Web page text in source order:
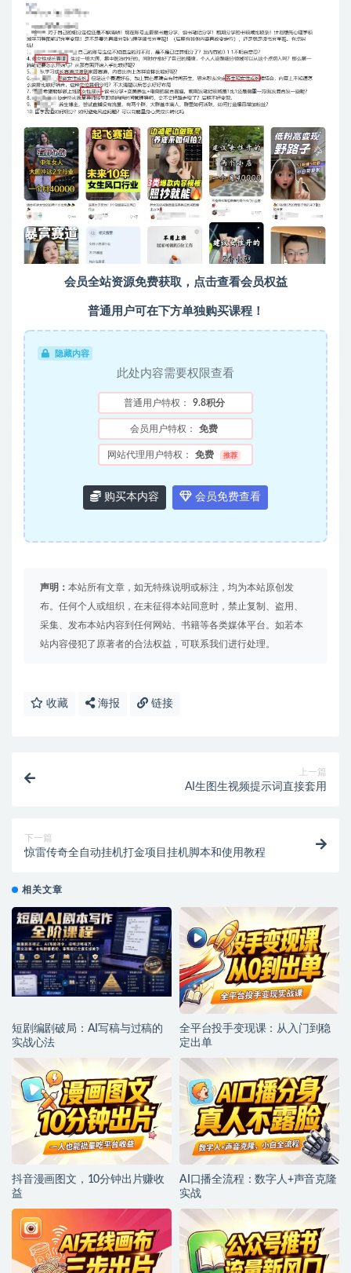
会员全站资源免费获取，点击查看会员权益
普通用户可在下方单独购买课程！
隐藏内容
此处内容需要权限查看
普通用户特权： 9.8积分
会员用户特权： 免费
网站代理用户特权： 免费 推荐
购买本内容 会员免费查看
声明： 本站所有文章，如无特殊说明或标注，均为本站原创发
布。任何个人或组织，在未征得本站同意时，禁止复制、盗用、
采集、发布本站内容到任何网站、书籍等各类媒体平台。如若本
站内容侵犯了原著者的合法权益，可联系我们进行处理。
收藏 海报 链接
上一篇
AI生图生视频提示词直接套用
下一篇
惊雷传奇全自动挂机打金项目挂机脚本和使用教程
相关文章
短剧编剧破局：AI写稿与过稿的
实战心法
全平台投手变现课：从入门到稳
定出单
抖音漫画图文，10分钟出片赚收
益
AI口播全流程：数字人+声音克隆
实战